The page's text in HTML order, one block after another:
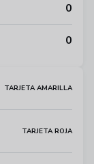
0
0
TARJETA AMARILLA
TARJETA ROJA